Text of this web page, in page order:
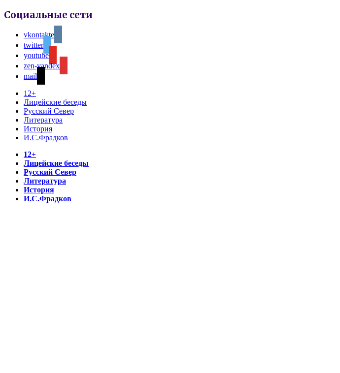
Социальные сети
vkontakte
twitter
youtube
zen-yandex
mail
12+
Лицейские беседы
Русский Север
Литература
История
И.С.Фрадков
12+
Лицейские беседы
Русский Север
Литература
История
И.С.Фрадков